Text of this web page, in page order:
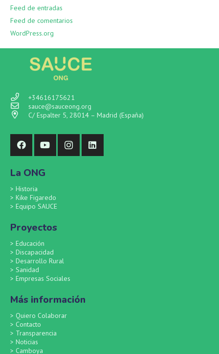
Feed de entradas
Feed de comentarios
WordPress.org
+34616175621
sauce@sauceong.org
C/ Espalter 5, 28014 – Madrid (España)
La ONG
> Historia
> Kike Figaredo
> Equipo SAUCE
Proyectos
> Educación
> Discapacidad
> Desarrollo Rural
> Sanidad
> Empresas Sociales
Más información
> Quiero Colaborar
> Contacto
> Transparencia
> Noticias
> Camboya